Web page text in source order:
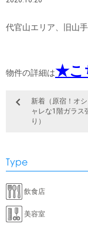
こだわりで探す
店舗・オフィス物件を探
テナントビルオーナー様
代官山エリア、旧山
物件の詳細は★こ
新着（原宿！オシ
ャレな1階ガラス
り）
Type
飲食店
美容室